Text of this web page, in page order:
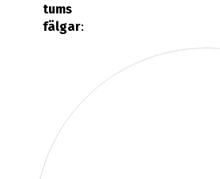
tums
fälgar: